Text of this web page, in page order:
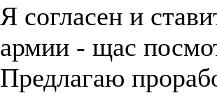
Я согласен и
армии - щас
Предлагаю